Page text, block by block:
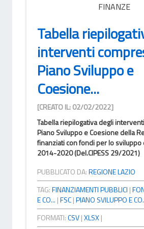
FINANZE
Tabella
interventi
Piano Sviluppo e
Coesione...
[CREATO IL: 02/02/2022]
Tabella riepilogativa degli
Piano Sviluppo e Coesione della
finanziati con fondi per lo
2014-2020 (Del.CIPESS 29/2021)
PUBBLICATO DA:REGIONE LAZIO
TAG:FINANZIAMENTI PUBBLICI |
E CO... |FSC|PIANO SVILUPPO E
FORMATI:CSV|XLSX|